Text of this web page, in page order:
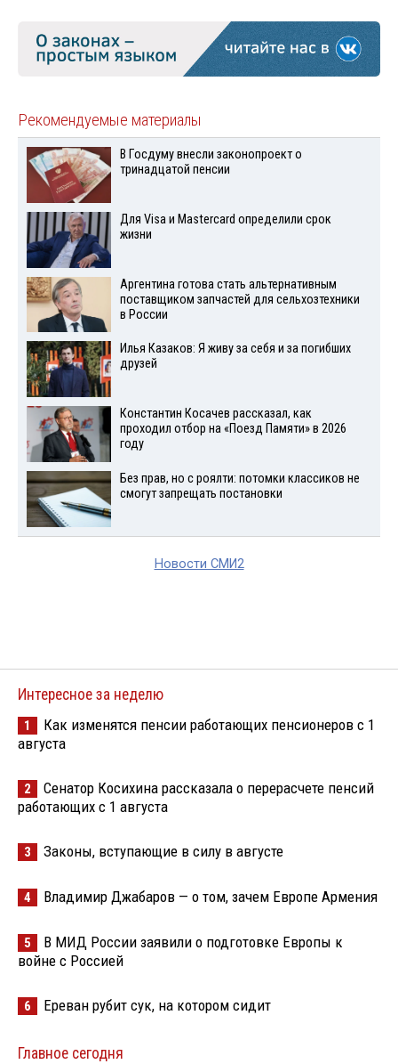
Рекомендуемые материалы
В Госдуму внесли законопроект о
тринадцатой пенсии
Для Visа и Mastercard определили срок
жизни
Аргентина готова стать альтернативным
поставщиком запчастей для сельхозтехники
в России
Илья Казаков: Я живу за себя и за погибших
друзей
Константин Косачев рассказал, как
проходил отбор на «Поезд Памяти» в 2026
году
Без прав, но с роялти: потомки классиков не
смогут запрещать постановки
Новости СМИ2
Интересное за неделю
1
Как изменятся пенсии работающих пенсионеров с 1
августа
2
Сенатор Косихина рассказала о перерасчете пенсий
работающих с 1 августа
3 Законы, вступающие в силу в августе
4 Владимир Джабаров — о том, зачем Европе Армения
5
В МИД России заявили о подготовке Европы к
войне с Россией
6 Ереван рубит сук, на котором сидит
Главное сегодня